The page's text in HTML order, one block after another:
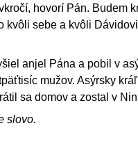
hovorí Pán. Budem
kvôli sebe a kvôli
anjel Pána a pobil v
mužov. Asýrsky kráľ
sa domov a zostal v
slovo.